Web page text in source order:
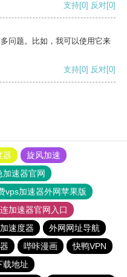
支持[0] 反对[0]
问题。比如，我可以使用它来
支持[0] 反对[0]
器
旋风加速
加速器官网
vps加速器外网苹果版
加速器官网入口
速度器
外网网址导航
哔咔漫画
快鸭VPN
载地址